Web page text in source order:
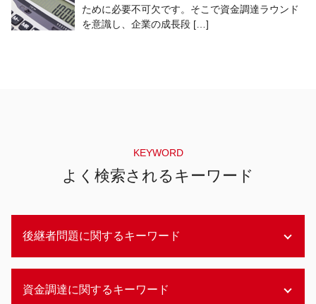
ために必要不可欠です。そこで資金調達ラウンド
を意識し、企業の成長段 […]
KEYWORD
よく検索されるキーワード
後継者問題に関するキーワード
後継者問題 sdgs
資金調達に関するキーワード